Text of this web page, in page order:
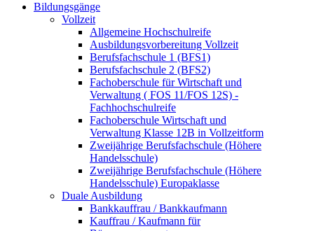
Bildungsgänge
Vollzeit
Allgemeine Hochschulreife
Ausbildungsvorbereitung Vollzeit
Berufsfachschule 1 (BFS1)
Berufsfachschule 2 (BFS2)
Fachoberschule für Wirtschaft und
Verwaltung ( FOS 11/FOS 12S) -
Fachhochschulreife
Fachoberschule Wirtschaft und
Verwaltung Klasse 12B in Vollzeitform
Zweijährige Berufsfachschule (Höhere
Handelsschule)
Zweijährige Berufsfachschule (Höhere
Handelsschule) Europaklasse
Duale Ausbildung
Bankkauffrau / Bankkaufmann
Kauffrau / Kaufmann für